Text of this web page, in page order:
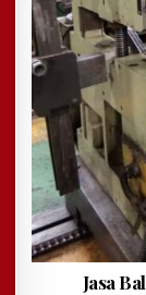
Jasa